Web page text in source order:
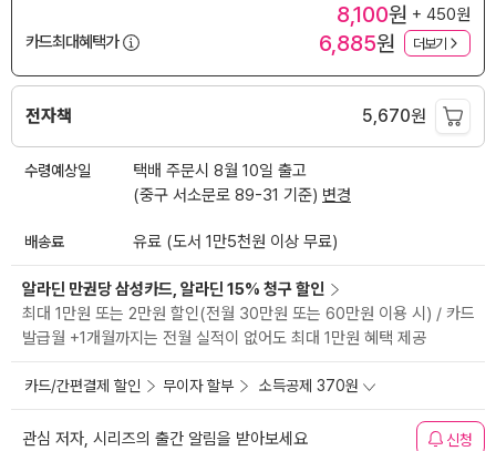
8,100원 + 450원
카드최대혜택가
6,885원 더보기
전자책 5,670원
수령예상일
택배 주문시 8월 10일 출고
(중구 서소문로 89-31 기준) 변경
배송료 유료 (도서 1만5천원 이상 무료)
알라딘 만권당 삼성카드, 알라딘 15% 청구 할인
최대 1만원 또는 2만원 할인(전월 30만원 또는 60만원 이용 시) / 카드
발급월 +1개월까지는 전월 실적이 없어도 최대 1만원 혜택 제공
카드/간편결제 할인 무이자 할부 소득공제 370원
관심 저자, 시리즈의 출간 알림을 받아보세요 신청